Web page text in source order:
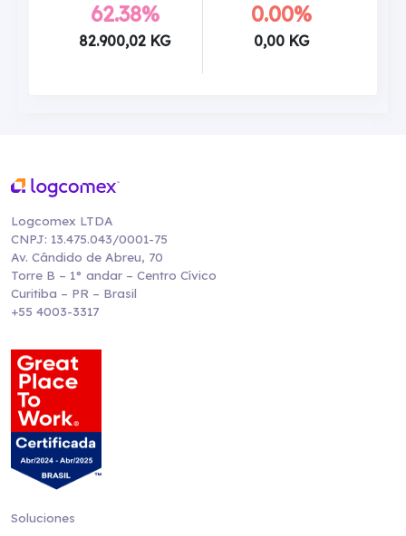
62.38%
82.900,02 KG
0.00%
0,00 KG
Logcomex LTDA
CNPJ: 13.475.043/0001-75
Av. Cândido de Abreu, 70
Torre B – 1° andar – Centro Cívico
Curitiba – PR – Brasil
+55 4003-3317
Soluciones